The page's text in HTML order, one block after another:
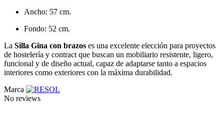
Ancho: 57 cm.
Fondo: 52 cm.
La Silla Gina con brazos es una excelente elección para proyectos
de hostelería y contract que buscan un mobiliario resistente, ligero,
funcional y de diseño actual, capaz de adaptarse tanto a espacios
interiores como exteriores con la máxima durabilidad.
Marca
No reviews